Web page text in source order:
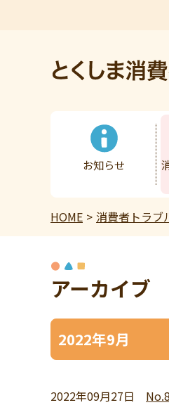
お知らせ
HOME 消費者トラブ
アーカイブ
2022年9月
2022年09月27日